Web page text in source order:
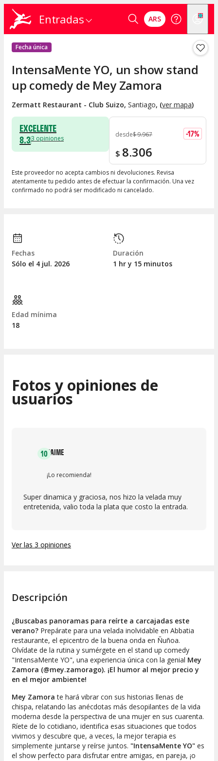
Entradas ARS
Fecha única
IntensaMente YO, un show stand
up comedy de Mey Zamora
Zermatt Restaurant - Club Suizo, Santiago, (ver mapa)
EXCELENTE
8.33 opiniones desde$9.967 -17%
$ 8.306
Este proveedor no acepta cambios ni devoluciones. Revisa
atentamente tu pedido antes de efectuar la confirmación. Una vez
confirmado no podrá ser modificado ni cancelado.
Fechas
Sólo el 4 jul. 2026
Duración
1 hr y 15 minutos
Edad mínima
18
Fotos y opiniones de
usuarios
10JAIME
¡Lo recomienda!
Super dinamica y graciosa, nos hizo la velada muy
entretenida, valio toda la plata que costo la entrada.
Ver las 3 opiniones
Descripción
¿Buscabas panoramas para reírte a carcajadas este
verano? Prepárate para una velada inolvidable en Abbatia
restaurante, el epicentro de la buena onda en Ñuñoa.
Olvídate de la rutina y sumérgete en el stand up comedy
"IntensaMente YO", una experiencia única con la genial Mey
Zamora (@mey.zamorago). ¡El humor al mejor precio y
en el mejor ambiente!
Mey Zamora te hará vibrar con sus historias llenas de
chispa, relatando las anécdotas más desopilantes de la vida
moderna desde la perspectiva de una mujer en sus cuarenta.
Ríete de lo cotidiano, identifica esas situaciones que todos
vivimos y descubre que, a veces, la mejor terapia es
simplemente juntarse y reírse juntos. "IntensaMente YO" es
el show perfecto para disfrutar entre amigas, en pareja, ¡o